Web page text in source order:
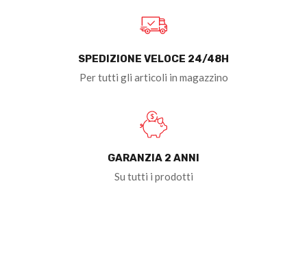
SPEDIZIONE VELOCE 24/48H
Per tutti gli articoli in magazzino
GARANZIA 2 ANNI
Su tutti i prodotti